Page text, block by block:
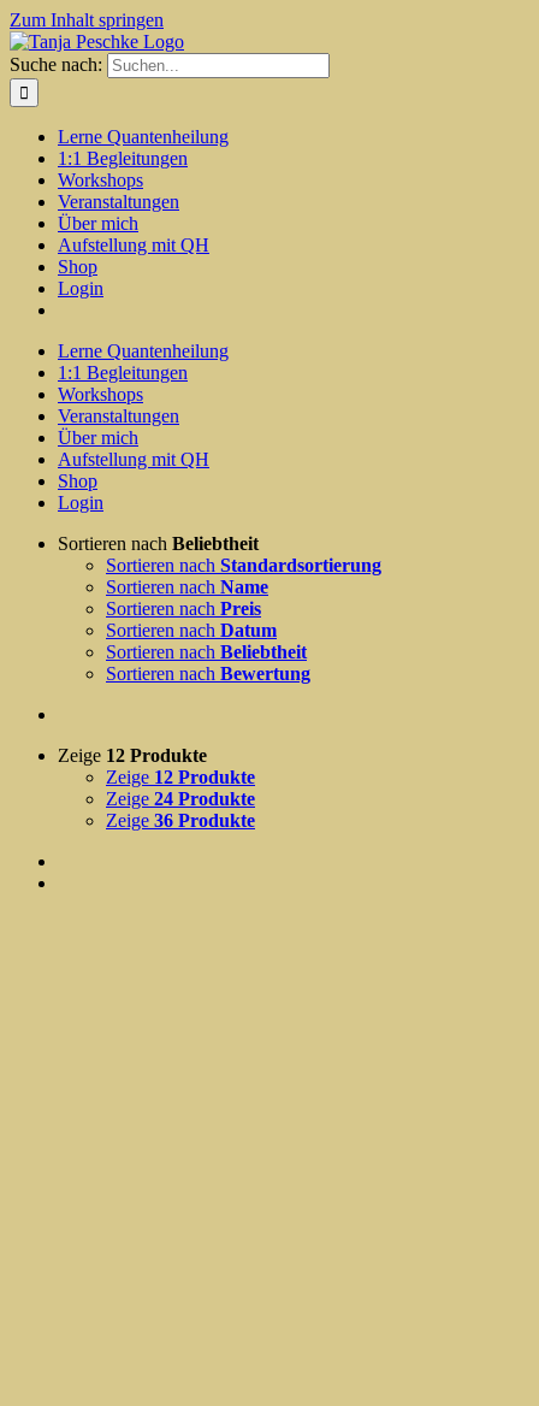
Zum Inhalt springen
Suche nach:
Lerne Quantenheilung
1:1 Begleitungen
Workshops
Veranstaltungen
Über mich
Aufstellung mit QH
Shop
Login
Lerne Quantenheilung
1:1 Begleitungen
Workshops
Veranstaltungen
Über mich
Aufstellung mit QH
Shop
Login
Sortieren nach Beliebtheit
Sortieren nach Standardsortierung
Sortieren nach Name
Sortieren nach Preis
Sortieren nach Datum
Sortieren nach Beliebtheit
Sortieren nach Bewertung
Zeige 12 Produkte
Zeige 12 Produkte
Zeige 24 Produkte
Zeige 36 Produkte